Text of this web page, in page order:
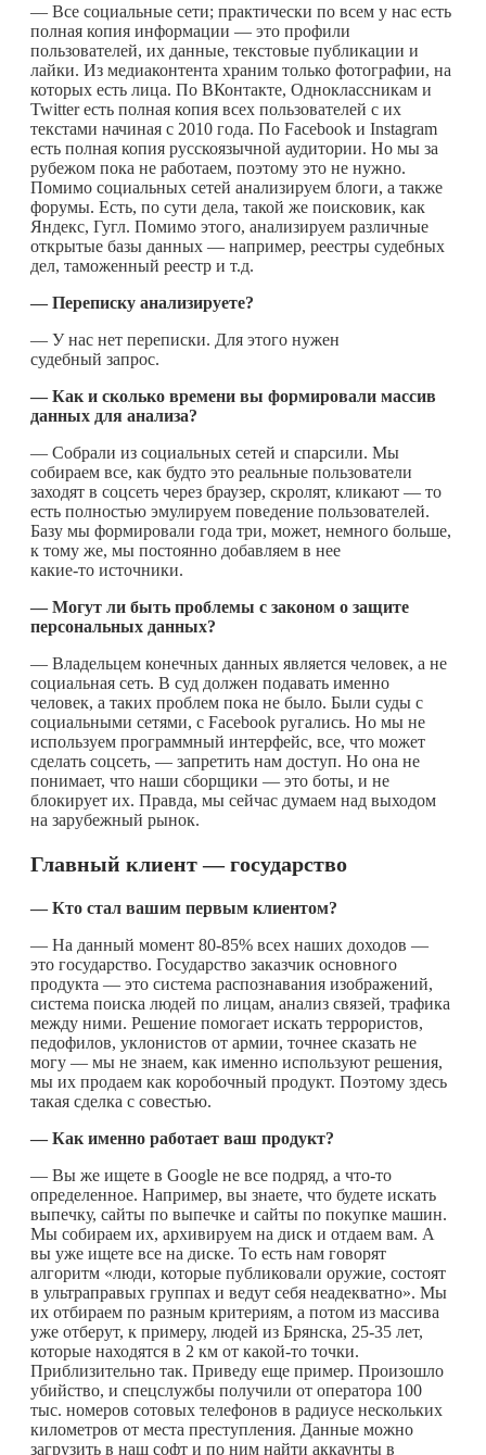
— Все социальные сети; практически по всем у нас есть
полная копия информации — это профили
пользователей, их данные, текстовые публикации и
лайки. Из медиаконтента храним только фотографии, на
которых есть лица. По ВКонтакте, Одноклассникам и
Twitter есть полная копия всех пользователей с их
текстами начиная с 2010 года. По Facebook и Instagram
есть полная копия русскоязычной аудитории. Но мы за
рубежом пока не работаем, поэтому это не нужно.
Помимо социальных сетей анализируем блоги, а также
форумы. Есть, по сути дела, такой же поисковик, как
Яндекс, Гугл. Помимо этого, анализируем различные
открытые базы данных — например, реестры судебных
дел, таможенный реестр и т.д.
— Переписку анализируете?
— У нас нет переписки. Для этого нужен
судебный запрос.
— Как и сколько времени вы формировали массив
данных для анализа?
— Собрали из социальных сетей и спарсили. Мы
собираем все, как будто это реальные пользователи
заходят в соцсеть через браузер, скролят, кликают — то
есть полностью эмулируем поведение пользователей.
Базу мы формировали года три, может, немного больше,
к тому же, мы постоянно добавляем в нее
какие-то источники.
— Могут ли быть проблемы с законом о защите
персональных данных?
— Владельцем конечных данных является человек, а не
социальная сеть. В суд должен подавать именно
человек, а таких проблем пока не было. Были суды с
социальными сетями, с Facebook ругались. Но мы не
используем программный интерфейс, все, что может
сделать соцсеть, — запретить нам доступ. Но она не
понимает, что наши сборщики — это боты, и не
блокирует их. Правда, мы сейчас думаем над выходом
на зарубежный рынок.
Главный клиент — государство
— Кто стал вашим первым клиентом?
— На данный момент 80-85% всех наших доходов —
это государство. Государство заказчик основного
продукта — это система распознавания изображений,
система поиска людей по лицам, анализ связей, трафика
между ними. Решение помогает искать террористов,
педофилов, уклонистов от армии, точнее сказать не
могу — мы не знаем, как именно используют решения,
мы их продаем как коробочный продукт. Поэтому здесь
такая сделка с совестью.
— Как именно работает ваш продукт?
— Вы же ищете в Google не все подряд, а что-то
определенное. Например, вы знаете, что будете искать
выпечку, сайты по выпечке и сайты по покупке машин.
Мы собираем их, архивируем на диск и отдаем вам. А
вы уже ищете все на диске. То есть нам говорят
алгоритм «люди, которые публиковали оружие, состоят
в ультраправых группах и ведут себя неадекватно». Мы
их отбираем по разным критериям, а потом из массива
уже отберут, к примеру, людей из Брянска, 25-35 лет,
которые находятся в 2 км от какой-то точки.
Приблизительно так. Приведу еще пример. Произошло
убийство, и спецслужбы получили от оператора 100
тыс. номеров сотовых телефонов в радиусе нескольких
километров от места преступления. Данные можно
загрузить в наш софт и по ним найти аккаунты в